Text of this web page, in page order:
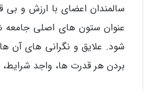
سالمندان اعضای با ارزش و
عنوان ستون‌ های اصلی جامعه
شود. علایق و نگرانی‌ های آن
بردن هر قدرت‌ ها، واجد شرایط،